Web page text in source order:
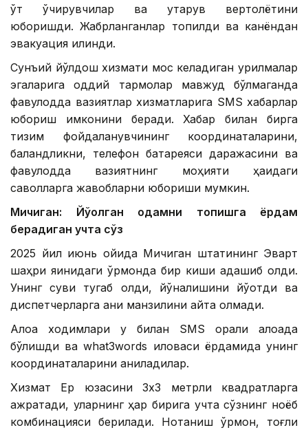
ўт ўчирувчилар ва қутқарув вертолётини
юборишди. Жабрланганлар топилди ва канёндан
эвакуация қилинди.
Сунъий йўлдош хизмати мос келадиган қурилмалар
эгаларига оддий тармоқлар мавжуд бўлмаганда
фавқулодда вазиятлар хизматларига SМS хабарлар
юбориш имконини беради. Хабар билан бирга
тизим фойдаланувчининг координаталарини,
баландликни, телефон батареяси даражасини ва
фавқулодда вазиятнинг моҳияти ҳақидаги
саволларга жавобларни юбориши мумкин.
Мичиган: Йўқолган одамни топишга ёрдам
берадиган учта сўз
2025 йил июнь ойида Мичиган штатининг Эварт
шаҳри яқинидаги ўрмонда бир киши адашиб қолди.
Унинг суви тугаб қолди, йўналишини йўқотди ва
диспетчерларга аниқ манзилини айта олмади.
Алоқа ходимлари у билан SМS орқали алоқада
бўлишди ва what3words иловаси ёрдамида унинг
координаталарини аниқладилар.
Хизмат Ер юзасини 3х3 метрли квадратларга
ажратади, уларнинг ҳар бирига учта сўзнинг ноёб
комбинацияси берилади. Нотаниш ўрмон, тоғли